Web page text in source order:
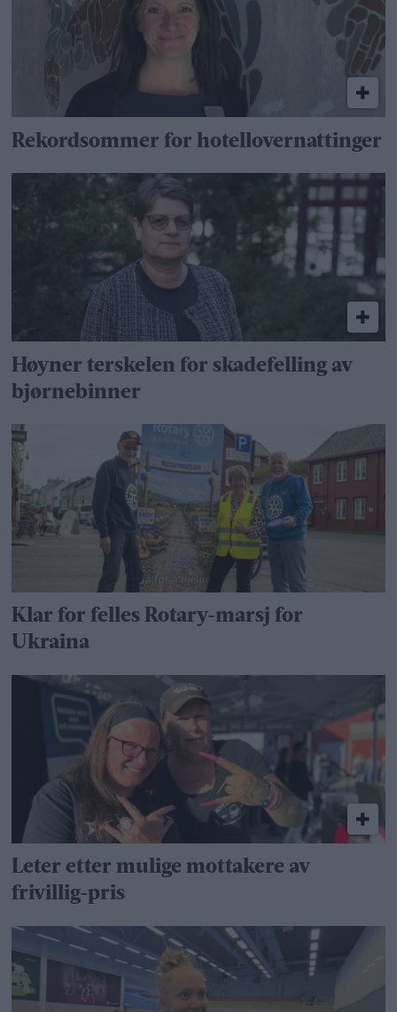
Rekordsommer for hotellovernattinger
Høyner terskelen for skadefelling av
bjørnebinner
Klar for felles Rotary-marsj for
Ukraina
Leter etter mulige mottakere av
frivillig-pris